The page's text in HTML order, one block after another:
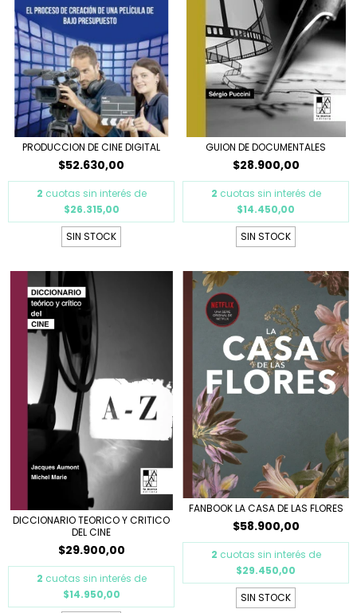
PRODUCCION DE CINE DIGITAL
$52.630,00
2 cuotas sin interés de
$26.315,00
SIN STOCK
GUION DE DOCUMENTALES
$28.900,00
2 cuotas sin interés de
$14.450,00
SIN STOCK
DICCIONARIO TEORICO Y CRITICO
DEL CINE
$29.900,00
2 cuotas sin interés de
$14.950,00
FANBOOK LA CASA DE LAS FLORES
$58.900,00
2 cuotas sin interés de
$29.450,00
SIN STOCK